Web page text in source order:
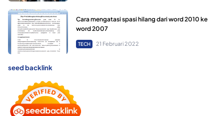
Cara mengatasi spasi hilang dari word 2010 ke
word 2007
TECH 21 Februari 2022
seed backlink